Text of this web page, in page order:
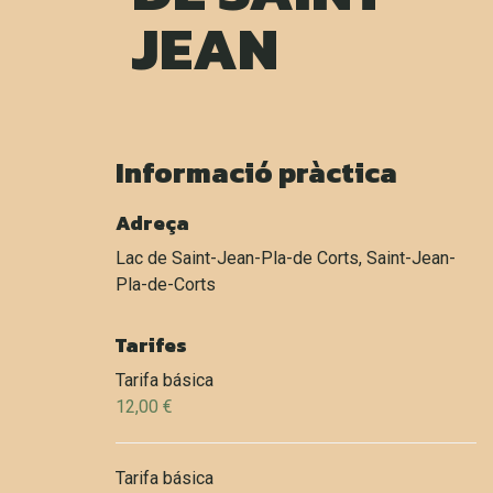
JEAN
Informació pràctica
Adreça
Lac de Saint-Jean-Pla-de Corts, Saint-Jean-
Pla-de-Corts
Tarifes
Tarifa básica
12,00 €
Tarifa básica